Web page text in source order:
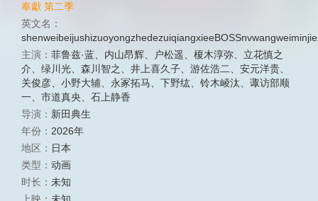
奉獻 第二季
英文名：
主演： 菲鲁兹·蓝 内山昂辉 户松遥 榎木淳弥
立花慎之
介
绿川光 森川智之 井上喜久子 游佐浩二 安元洋贵
关俊彦
小野大辅 永冢拓马 下野纮 铃木崚汰
诹访部顺
一
市道真央
石上静香
导演： 新田典生
年份： 2026年
地区： 日本
类型： 动画
时长： 未知